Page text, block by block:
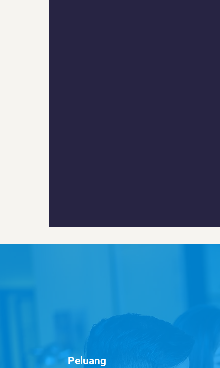
Peluang